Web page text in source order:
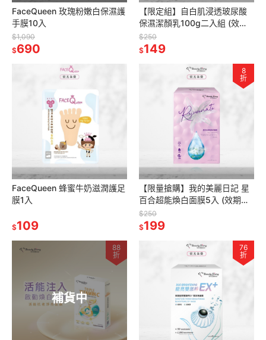
FaceQueen 玫瑰粉嫩白保濕護
手膜10入
$1,090
$690
【限定組】自白肌浸透玻尿酸
保濕潔顏乳100g二入組 (效
期：2027/06/01)
$250
$149
FaceQueen 蜂蜜牛奶滋潤護足
膜1入
$109
8
折
【限量搶購】我的美麗日記 星
百合超能煥白面膜5入 (效期：
2027/05/01)
$250
$199
補貨中
88
折
76
折